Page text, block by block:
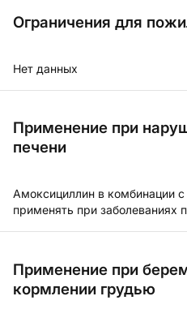
Ограничения для
Нет данных
Применение при
печени
Амоксициллин в комбинации
применять при заболеваниях
Применение при
кормлении грудью